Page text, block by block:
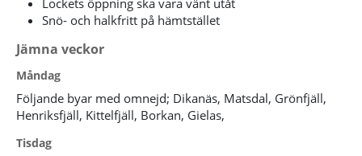
Snö- och halkfritt på hämtstället
Jämna veckor
Måndag
Följande byar med omnejd; Dikanäs, Matsdal, Grönfjäll,
Henriksfjäll, Kittelfjäll, Borkan, Gielas,
Tisdag